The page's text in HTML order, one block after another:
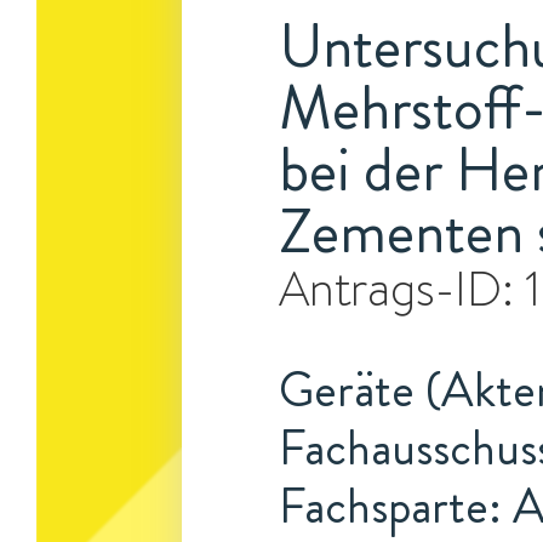
bei der
Zementen
Antrags-ID:
Geräte
Fachsparte: